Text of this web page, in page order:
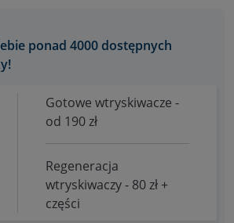
ponad 4000 dostępnych
Gotowe wtryskiwacze -
od 190 zł
Regeneracja
wtryskiwaczy - 80 zł +
części